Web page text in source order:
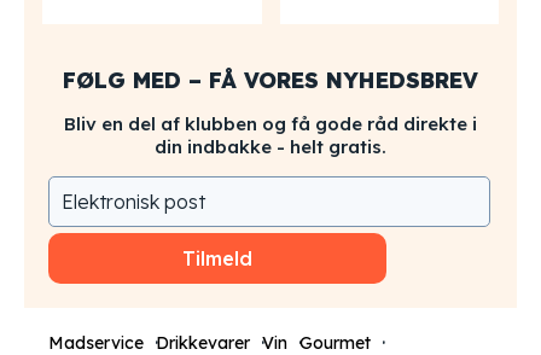
FØLG MED – FÅ VORES NYHEDSBREV
Bliv en del af klubben og få gode råd direkte i
din indbakke - helt gratis.
Tilmeld
Madservice Drikkevarer Vin Gourmet